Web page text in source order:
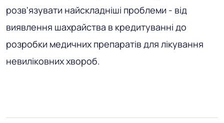
розв'язувати найскладніші проблеми - від
виявлення шахрайства в кредитуванні до
розробки медичних препаратів для лікування
невиліковних хвороб.